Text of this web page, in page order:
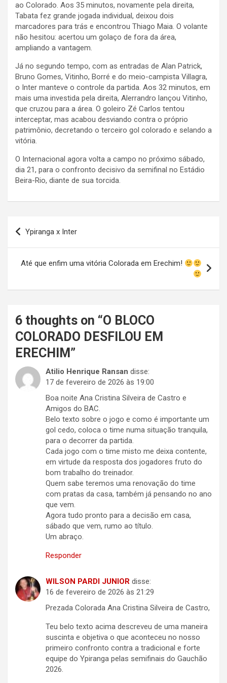
ao Colorado. Aos 35 minutos, novamente pela direita,
Tabata fez grande jogada individual, deixou dois
marcadores para trás e encontrou Thiago Maia. O volante
não hesitou: acertou um golaço de fora da área,
ampliando a vantagem.
Já no segundo tempo, com as entradas de Alan Patrick,
Bruno Gomes, Vitinho, Borré e do meio-campista Villagra,
o Inter manteve o controle da partida. Aos 32 minutos, em
mais uma investida pela direita, Alerrandro lançou Vitinho,
que cruzou para a área. O goleiro Zé Carlos tentou
interceptar, mas acabou desviando contra o próprio
patrimônio, decretando o terceiro gol colorado e selando a
vitória.
O Internacional agora volta a campo no próximo sábado,
dia 21, para o confronto decisivo da semifinal no Estádio
Beira-Rio, diante de sua torcida.
Navegação
de
Post
Ypiranga x Inter
Até que enfim uma vitória Colorada em Erechim!
6 thoughts on “O BLOCO
COLORADO DESFILOU EM
ERECHIM ”
Atilio Henrique Ransan disse:
17 de fevereiro de 2026 às 19:00
Boa noite Ana Cristina Silveira de Castro e
Amigos do BAC.
Belo texto sobre o jogo e como é importante um
gol cedo, coloca o time numa situação tranquila,
para o decorrer da partida.
Cada jogo com o time misto me deixa contente,
em virtude da resposta dos jogadores fruto do
bom trabalho do treinador.
Quem sabe teremos uma renovação do time
com pratas da casa, também já pensando no ano
que vem.
Agora tudo pronto para a decisão em casa,
sábado que vem, rumo ao título.
Um abraço.
Responder
WILSON PARDI JUNIOR disse:
16 de fevereiro de 2026 às 21:29
Prezada Colorada Ana Cristina Silveira de Castro,
Teu belo texto acima descreveu de uma maneira
suscinta e objetiva o que aconteceu no nosso
primeiro confronto contra a tradicional e forte
equipe do Ypiranga pelas semifinais do Gauchão
2026.